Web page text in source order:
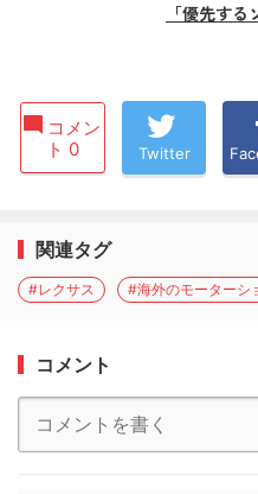
「優先す
コメン
ト 0
Twitter
関連タグ
#レクサス #海外のモーターシ
コメント